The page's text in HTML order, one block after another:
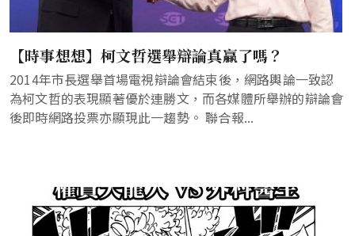
【時事想想】柯文哲選舉辯論真贏了嗎？
2014年市長選舉首場電視辯論會結束後，網路輿論一致認
為柯文哲的表現顯著優於連勝文，而各媒體所舉辦的辯論會
後即時網路投票亦顯現此一趨勢。 聯合報...